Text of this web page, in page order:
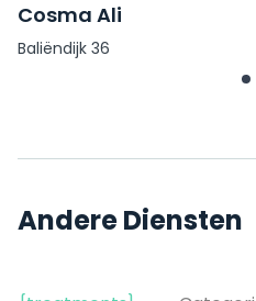
Cosma Ali
Baliëndijk 36
Andere Diensten